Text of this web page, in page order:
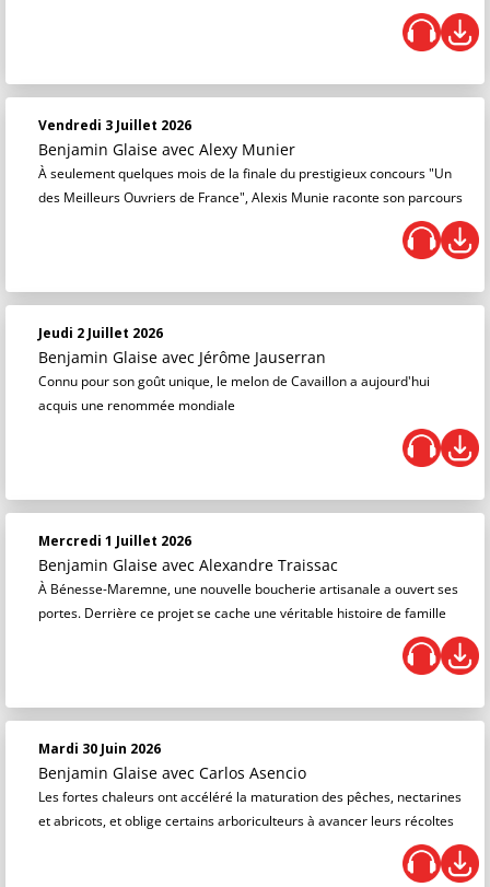
Vendredi 3 Juillet 2026
Benjamin Glaise avec Alexy Munier
À seulement quelques mois de la finale du prestigieux concours "Un
des Meilleurs Ouvriers de France", Alexis Munie raconte son parcours
Jeudi 2 Juillet 2026
Benjamin Glaise avec Jérôme Jauserran
Connu pour son goût unique, le melon de Cavaillon a aujourd'hui
acquis une renommée mondiale
Mercredi 1 Juillet 2026
Benjamin Glaise avec Alexandre Traissac
À Bénesse-Maremne, une nouvelle boucherie artisanale a ouvert ses
portes. Derrière ce projet se cache une véritable histoire de famille
Mardi 30 Juin 2026
Benjamin Glaise avec Carlos Asencio
Les fortes chaleurs ont accéléré la maturation des pêches, nectarines
et abricots, et oblige certains arboriculteurs à avancer leurs récoltes